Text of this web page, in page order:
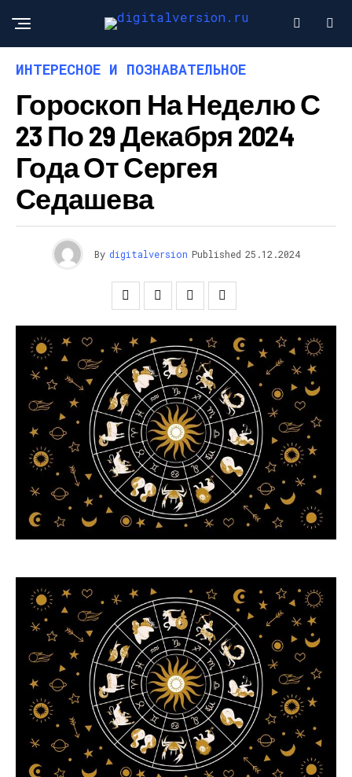
ИНТЕРЕСНОЕ И ПОЗНАВАТЕЛЬНОЕ
Гороскоп На Неделю С
23 По 29 Декабря 2024
Года От Сергея
Седашева
By digitalversion Published 25.12.2024